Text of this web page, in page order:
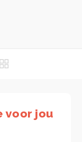
voor jou